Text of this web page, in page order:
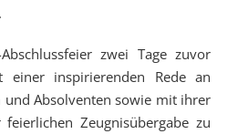
zwei Tage zuvor
inspirierenden Rede an
und Absolventen sowie mit ihrer
Zeugnisübergabe zu